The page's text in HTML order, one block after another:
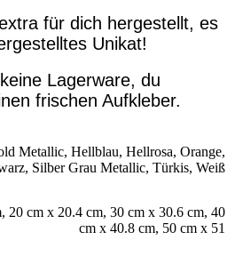
für dich hergestellt, es
Unikat!
Lagerware, du
frischen Aufkleber.
Metallic, Hellblau, Hellrosa, Orange,
, Silber Grau Metallic, Türkis, Weiß
, 20 cm x 20.4 cm, 30 cm x 30.6 cm, 40
cm x 40.8 cm, 50 cm x 51